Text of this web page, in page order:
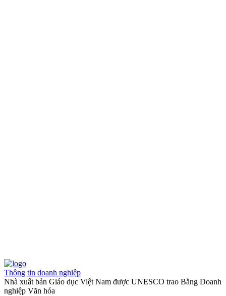
Thông tin doanh nghiệp
Nhà xuất bản Giáo dục Việt Nam được UNESCO trao Bằng Doanh
nghiệp Văn hóa